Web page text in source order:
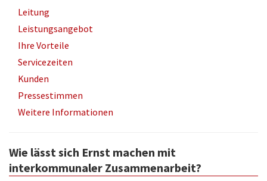
Bereich
Leitung
Leistungsangebot
Ihre Vorteile
Servicezeiten
Kunden
Pressestimmen
Weitere Informationen
Wie lässt sich Ernst machen mit
interkommunaler Zusammenarbeit?